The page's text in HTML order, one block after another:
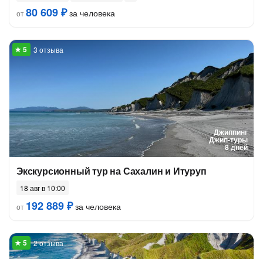
от80 609 ₽за человека
Джиппинг
Джип-туры
8 дней
3 отзыва
Экскурсионный тур на Сахалин и Итуруп
18 авг в 10:00
от 192 889 ₽за человека
2 отзыва